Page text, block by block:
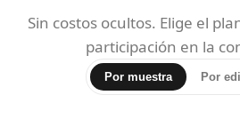
Sin costos ocultos. Elige el
participación en la
Por muestra Por